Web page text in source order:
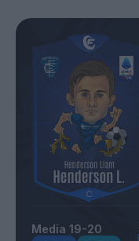
Media 19-20